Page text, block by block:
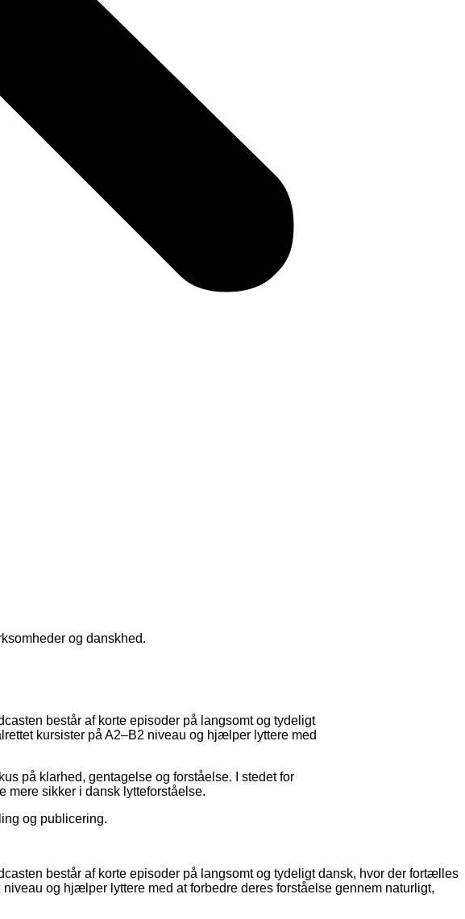
og danskhed.
består af korte episoder på langsomt og tydeligt
kursister på A2–B2 niveau og hjælper lyttere med
på klarhed, gentagelse og forståelse. I stedet for
mere sikker i dansk lytteforståelse.
og publicering.
består af korte episoder på langsomt og tydeligt dansk, hvor der fortælles
og hjælper lyttere med at forbedre deres forståelse gennem naturligt,